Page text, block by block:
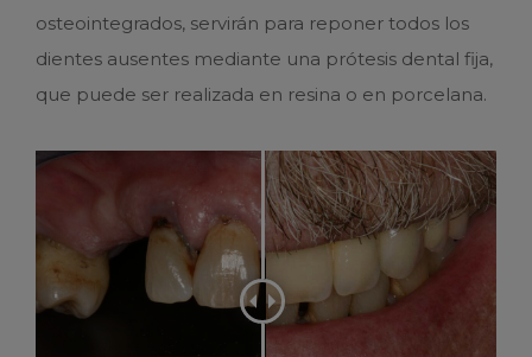
osteointegrados, servirán para reponer todos los
dientes ausentes mediante una prótesis dental fija,
que puede ser realizada en resina o en porcelana.